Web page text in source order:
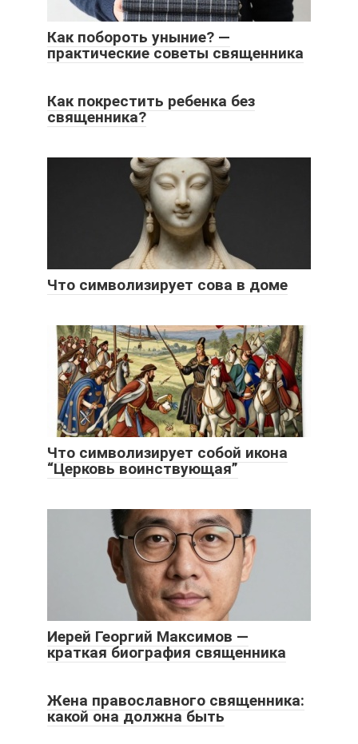
Как побороть уныние? —
практические советы священника
Как покрестить ребенка без
священника?
Что символизирует сова в доме
Что символизирует собой икона
“Церковь воинствующая”
Иерей Георгий Максимов —
краткая биография священника
Жена православного священника:
какой она должна быть